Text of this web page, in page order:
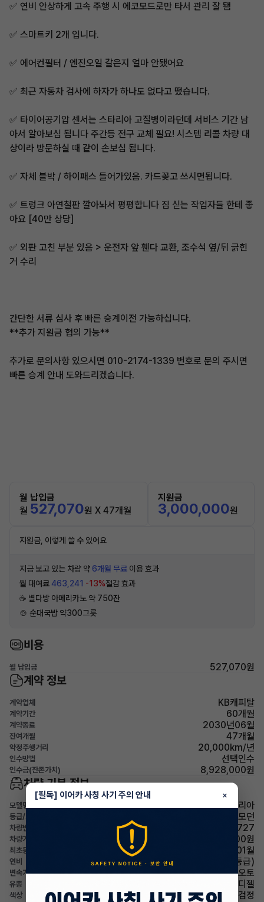
✅️ 연비 안상하게 고속 주행 시 에코모드로만 타서 관리 잘 됌
✅️ 스마트키 2개 입니다.
✅️ 에어컨필터 / 엔진오일 갈은지 얼마 안됐어요
✅️ 최근 자동차 검사에 하자가 하나도 없다고 떴습니다.
✅️ 타이어공기압 센서는 스타리아 고질병이라던데 서비스 기간 남
아서 알아보심 됩니다 주간등 전구 교체 필요! 시스템 리콜 차량 대
상이라 방문하실 때 같이 손보심 됩니다.
✅️ 자체 블박 / 하이패스 들어가있음. 카드꽂고 쓰시면됩니다.
✅️ 트렁크 아연철판 깔아놔서 평평합니다 짐 싣는 작업자들 한테 좋
아요 [40만 상당]
✅ 외판 고친 부분 있음 > 운전자 앞 휀다 교환, 조수석 옆/뒤 긁힌
거 수리
간단한 서류 심사 후 빠른 승계이전 가능하십니다.
**추가 지원금 협의 가능**
추가로 문의사항 있으시면 010-2174-1339 번호로 문의 주시면
빠른 승계 안내 도와드리겠습니다.
월 납입금
월 527,070원 X 47개월
지원금
3,000,000원
지원금, 이렇게 쓸 수 있어요
지금 보고 있는 차량 약 6개월 무료 이용 효과
월 대여료463,241 -13%절감 효과
☕️ 별다방 아메리카노 약 750잔
🍲 순대국밥 약300그릇
비용
월 납입금 527,070원
계약 정보
계약업체 KB캐피탈
계약기간 60개월
계약종료 2030년06월
잔여개월 47개월
약정주행거리 20,000km/년
인수방법 선택인수
인수금(잔존가치) 8,928,000원
차량 기본 정보
모델명 현대 스타리아
등급/트림 2.2 디젤 카고 5인승 모던
차량번호 808부4727
차량가 33,480,000원
최초등록 2024년 01월
연비 11.3km/L (4등급)
변속기 오토
유종 디젤
색상
검정
[필독] 이어카 사칭 사기 주의 안내 ×